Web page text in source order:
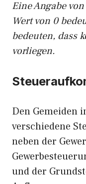
Eine Angabe
Wert von 0
bedeuten, dass
vorliegen.
Den Gemeiden
verschiedene
neben der
und der